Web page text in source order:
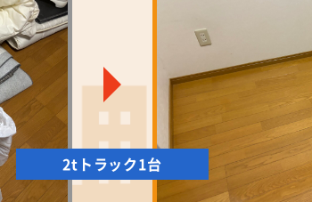
2tトラック1台